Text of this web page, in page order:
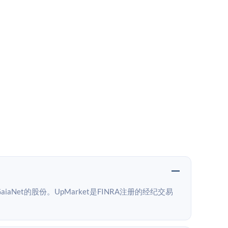
的股份。UpMarket是FINRA注册的经纪交易